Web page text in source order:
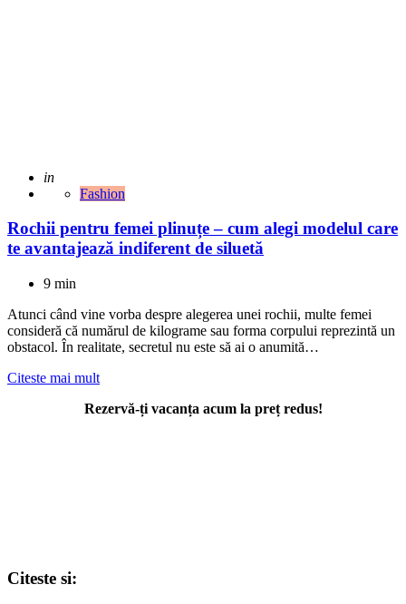
Adaugat
in
Fashion
Rochii pentru femei plinuțe – cum alegi modelul care
te avantajează indiferent de siluetă
9 min
Atunci când vine vorba despre alegerea unei rochii, multe femei
consideră că numărul de kilograme sau forma corpului reprezintă un
obstacol. În realitate, secretul nu este să ai o anumită…
Citeste mai mult
Rezervă-ți vacanța acum la preț redus!
Citeste si: